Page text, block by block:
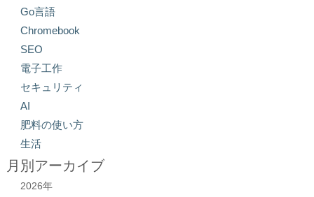
Go言語
Chromebook
SEO
電子工作
セキュリティ
AI
肥料の使い方
生活
月別アーカイブ
2026年